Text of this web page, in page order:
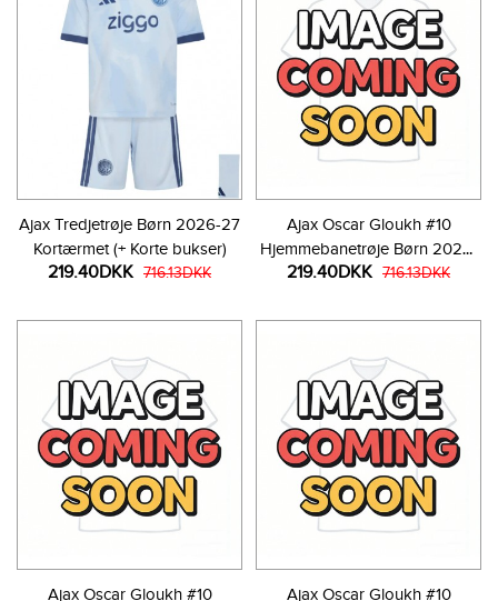
Ajax Tredjetrøje Børn 2026-27
Kortærmet (+ Korte bukser)
219.40DKK 716.13DKK
Ajax Oscar Gloukh #10
Hjemmebanetrøje Børn 2026-
27 Kortærmet (+ Korte bukser)
219.40DKK 716.13DKK
Ajax Oscar Gloukh #10
Ajax Oscar Gloukh #10